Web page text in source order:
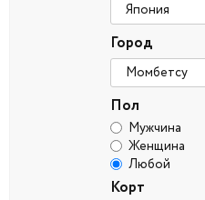
Город
Пол
Мужчина
Женщина
Любой
Корт